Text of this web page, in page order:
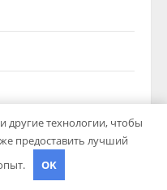
другие технологии, чтобы
предоставить лучший
OK